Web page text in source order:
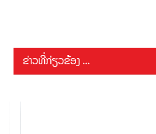
ຂ່າວທີ່ກ່ຽວຂ້ອງ ...